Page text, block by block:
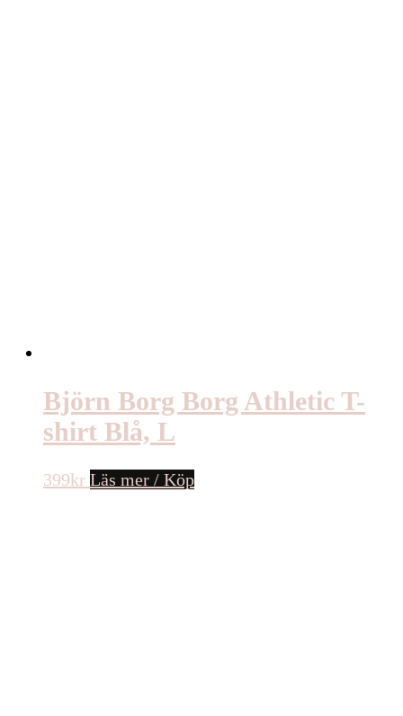
Björn Borg Borg Athletic T-
shirt Blå, L
399kr Läs mer / Köp